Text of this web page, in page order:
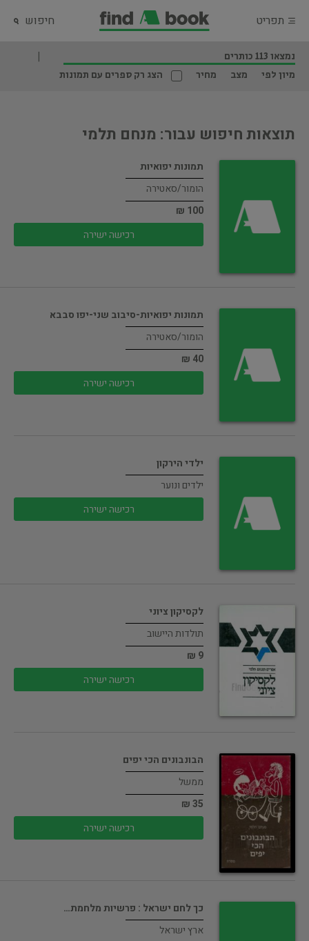
תפריט חיפוש
נמצאו 113 כותרים
מיון לפי
מצב מחיר הצג רק ספרים עם תמונות
תוצאות חיפוש עבור: מנחם תלמי
תמונות יפואיות
הומור/סאטירה
100 ₪
רכישה ישירה
תמונות יפואיות-סיבוב שני-יפו סבבא
הומור/סאטירה
40 ₪
רכישה ישירה
ילדי הירקון
ילדים ונוער
רכישה ישירה
לקסיקון ציוני
תולדות היישוב
9 ₪
רכישה ישירה
הבונבונים הכי יפים
ממשל
35 ₪
רכישה ישירה
כך לחם ישראל : פרשיות מלחמת…
ארץ ישראל